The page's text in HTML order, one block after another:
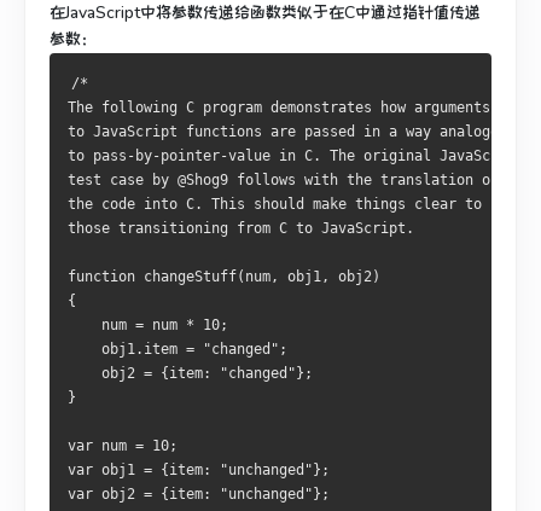
在JavaScript中将参数传递给函数类似于在C中通过指针值传递
参数：
/*
The following C program demonstrates how arguments
to JavaScript functions are passed in a way analogous
to pass-by-pointer-value in C. The original JavaScript
test case by @Shog9 follows with the translation of
the code into C. This should make things clear to
those transitioning from C to JavaScript.
function changeStuff(num, obj1, obj2)
{
    num = num * 10;
    obj1.item = "changed";
    obj2 = {item: "changed"};
}
var num = 10;
var obj1 = {item: "unchanged"};
var obj2 = {item: "unchanged"};